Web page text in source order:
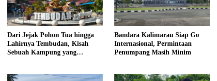
Dari Jejak Pohon Tua hingga
Lahirnya Tembudan, Kisah
Sebuah Kampung yang
Bandara Kalimarau Siap Go
Internasional, Permintaan
Penumpang Masih Minim